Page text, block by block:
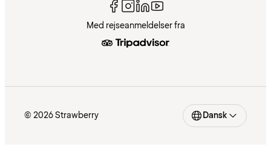
Med rejseanmeldelser fra
© 2026 Strawberry Dansk